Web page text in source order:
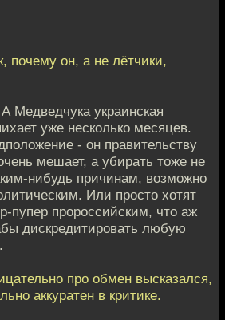
почему он, а не лётчики,
Медведчука украинская
уже несколько месяцев.
- он правительству
мешает, а убирать тоже не
нибудь причинам, возможно
Или просто хотят
пупер пророссийским, что аж
дискредитировать любую
про обмен высказался,
аккуратен в критике.